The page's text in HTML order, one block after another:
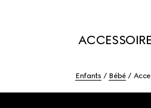
Enfants Bébé